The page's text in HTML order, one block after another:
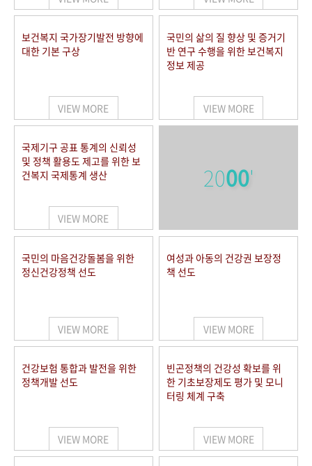
보건복지 국가장기발전 방향에
대한 기본 구상
VIEW MORE
국민의 삶의 질 향상 및 증거기
반 연구 수행을 위한 보건복지
정보 제공
VIEW MORE
국제기구 공표 통계의 신뢰성
및 정책 활용도 제고를 위한 보
건복지 국제통계 생산
VIEW MORE
2000'
국민의 마음건강돌봄을 위한
정신건강정책 선도
VIEW MORE
여성과 아동의 건강권 보장정
책 선도
VIEW MORE
건강보험 통합과 발전을 위한
정책개발 선도
VIEW MORE
빈곤정책의 건강성 확보를 위
한 기초보장제도 평가 및 모니
터링 체계 구축
VIEW MORE